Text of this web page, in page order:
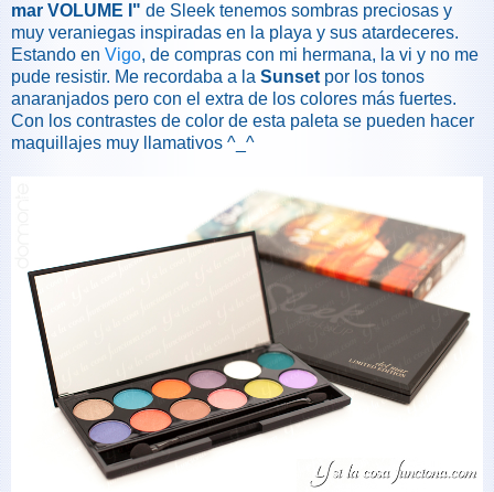
mar VOLUME I" de Sleek tenemos sombras preciosas y
muy veraniegas inspiradas en la playa y sus atardeceres.
Estando en Vigo, de compras con mi hermana, la vi y no me
pude resistir. Me recordaba a la Sunset por los tonos
anaranjados pero con el extra de los colores más fuertes.
Con los contrastes de color de esta paleta se pueden hacer
maquillajes muy llamativos ^_^